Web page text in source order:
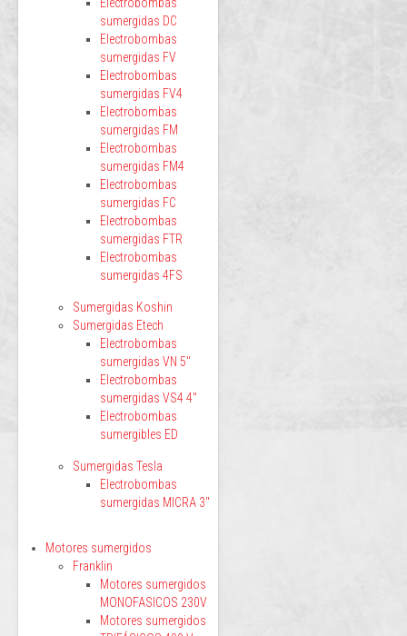
sumergidas DC
Electrobombas
sumergidas FV
Electrobombas
sumergidas FV4
Electrobombas
sumergidas FM
Electrobombas
sumergidas FM4
Electrobombas
sumergidas FC
Electrobombas
sumergidas FTR
Electrobombas
sumergidas 4FS
Sumergidas Koshin
Sumergidas Etech
Electrobombas
sumergidas VN 5"
Electrobombas
sumergidas VS4 4"
Electrobombas
sumergibles ED
Sumergidas Tesla
Electrobombas
sumergidas MICRA 3"
Motores sumergidos
Franklin
Motores sumergidos
MONOFASICOS 230V
Motores sumergidos